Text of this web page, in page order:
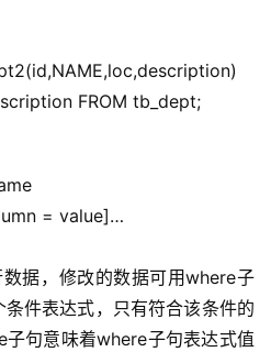
FROM tb_dept;
= value]…
据，修改的数据可用where子
件表达式，只有符合该条件的
句意味着where子句表达式值